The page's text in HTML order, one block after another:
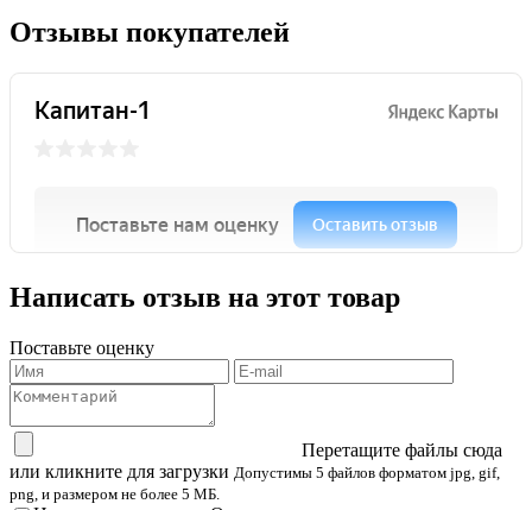
Отзывы покупателей
Написать отзыв на этот товар
Поставьте оценку
Перетащите файлы сюда
или кликните для загрузки Допустимы 5 файлов форматом jpg, gif,
png, и размером не более 5 МБ.